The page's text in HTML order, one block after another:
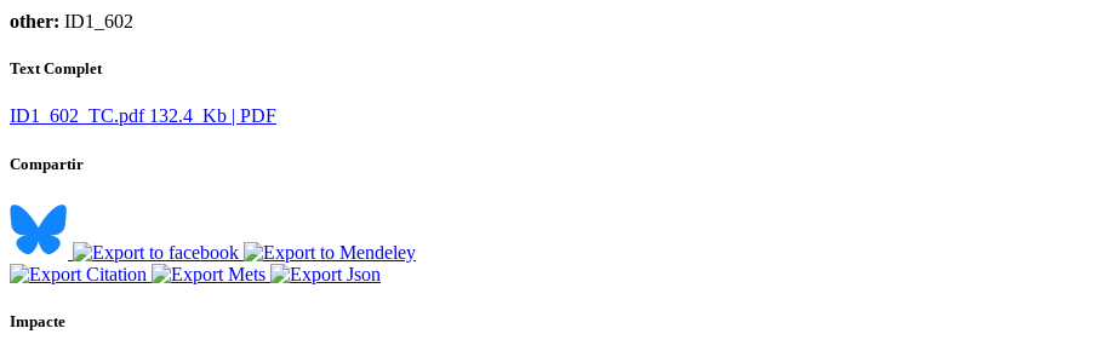
other: ID1_602
Text Complet
ID1_602_TC.pdf 132.4 Kb | PDF
Compartir
Impacte